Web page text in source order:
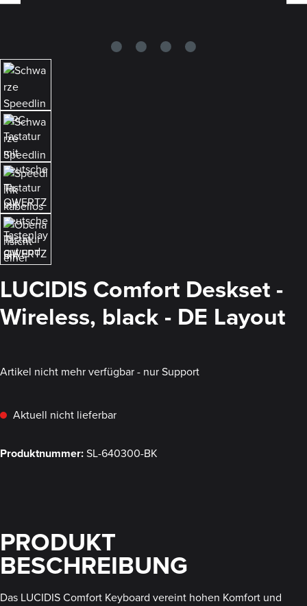
LUCIDIS Comfort Deskset -
Wireless, black - DE Layout
Artikel nicht mehr verfügbar - nur Support
Aktuell nicht lieferbar
Produktnummer:SL-640300-BK
PRODUKT
BESCHREIBUNG
Das LUCIDIS Comfort Keyboard vereint hohen Komfort und